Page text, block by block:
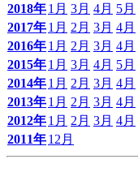
2018年1月 3月 4月 5月
2017年1月 2月 3月 4月
2016年1月 2月 3月 4月
2015年1月 3月 4月 5月
2014年1月 2月 3月 4月
2013年1月 2月 3月 4月
2012年1月 2月 3月 4月
2011年12月